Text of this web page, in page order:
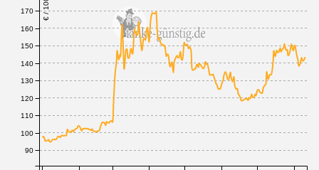
90
100
110
120
130
140
150
160
170